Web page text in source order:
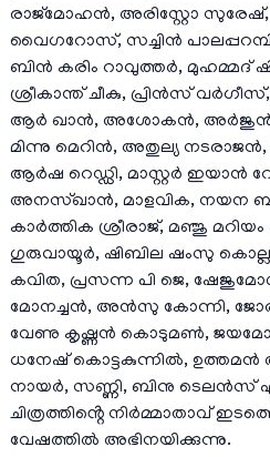
രാജ്മോഹൻ, അരിസ്റ്റോ സുരേഷ്,
വൈഗറോസ്, സച്ചിൻ
ബിൻ കരിം റാവുത്തർ,
ശ്രീകാന്ത് ചീകു, പ്രിൻസ്
ആർ ഖാൻ, അശോകൻ, അർജുൻ
മിന്നു മെറിൻ, അതുല്യ
ആർഷ റെഡ്ഡി, മാസ്റ്റർ
അനസ്ഖാൻ, മാളവിക, നയന
കാർത്തിക ശ്രീരാജ്, മഞ്ജു
ഗുരുവായൂർ, ഷിബില ഷംസു കൊല്ലം,
കവിത, പ്രസന്ന പി ജെ,
മോനച്ചൻ, അൻസു കോന്നി,
വേണു കൃഷ്ണൻ കൊടുമൺ, ജയമോൻ
ധനേഷ് കൊട്ടകുന്നിൽ, ഉത്തമൻ
നായർ, സണ്ണി, ബിനു ടെലൻസ്
ചിത്രത്തിൻ്റെ നിർമ്മാതാവ്
വേഷത്തിൽ അഭിനയിക്കുന്നു.